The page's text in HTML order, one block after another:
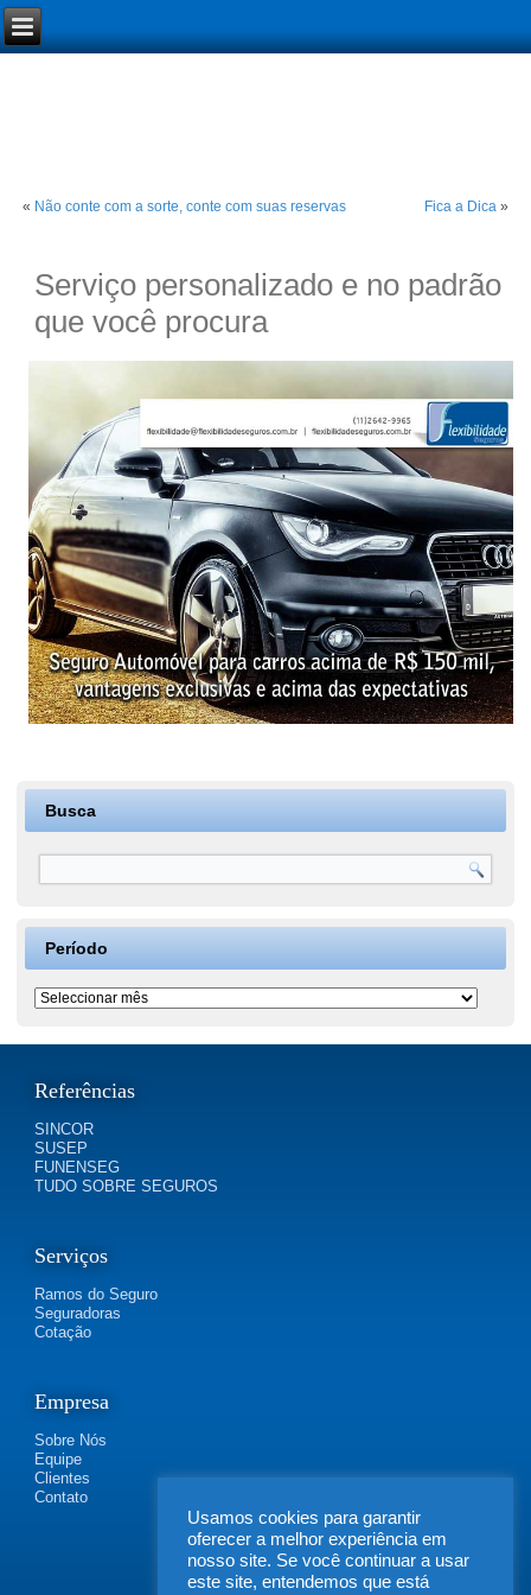
« Não conte com a sorte, conte com suas reservas Fica a Dica»
Serviço personalizado e no padrão
que você procura
Busca
Período
Período
Referências
SINCOR
SUSEP
FUNENSEG
TUDO SOBRE SEGUROS
Serviços
Ramos do Seguro
Seguradoras
Cotação
Empresa
Sobre Nós
Equipe
Clientes
Contato
Usamos cookies para garantir
oferecer a melhor experiência em
nosso site. Se você continuar a usar
este site, entendemos que está